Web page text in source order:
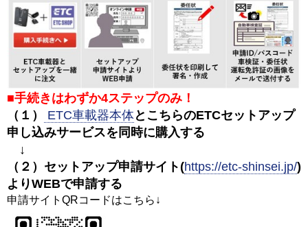
■手続きはわずか4ステップのみ！
（１）
ETC車載器本体とこちらのETCセットアップ
申し込みサービスを同時に購入する
↓
（２）セットアップ申請サイト(https://etc-shinsei.jp/)
よりWEBで申請する
申請サイトQRコードはこちら↓